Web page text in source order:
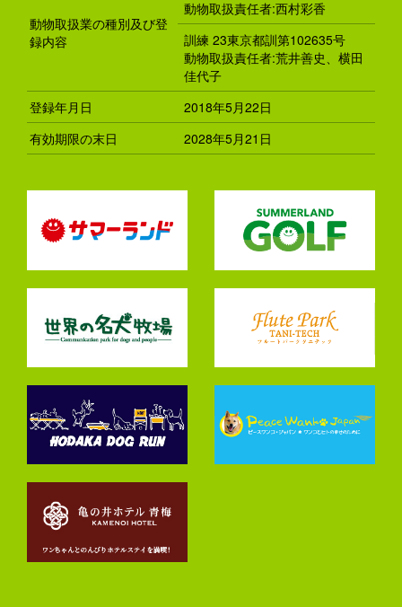
動物取扱業の種別及び登
録内容
動物取扱責任者:西村彩香
訓練 23東京都訓第102635号
動物取扱責任者:荒井善史、横田
佳代子
登録年月日
2018年5月22日
有効期限の末日
2028年5月21日